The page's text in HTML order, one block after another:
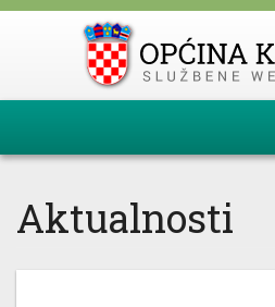
Aktualnosti